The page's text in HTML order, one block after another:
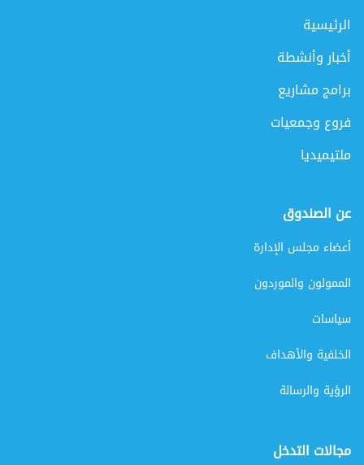
الرئيسية
أخبار وأنشطة
برامج مشاريع
فروع وجمعيات
ملتيميديا
عن الصندوق
أعضاء مجلس الإدارة
الممولون والموردون
سياسات
الخلفية والأهداف
الرؤية والرسالة
مجالات التدخل